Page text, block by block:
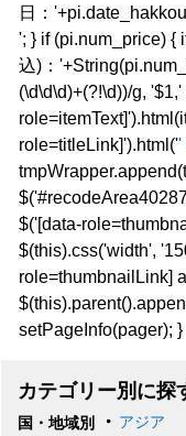
日：
'; } if (pi.num_price) {
込)：
(\d\d\d)+(?!\d))/g,
role=titleLink]').html(''
$('[data-
$(this).css('width',
role=thumbnailLink]
setPageInfo(pager); }
カテゴリー別に探
国・地域別 アジア